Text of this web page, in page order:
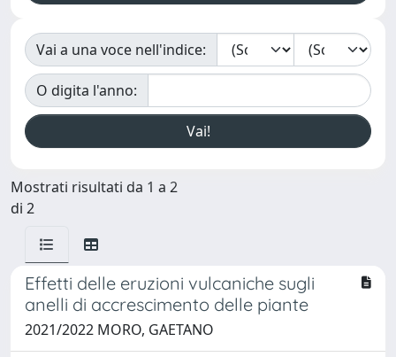
Vai a una voce nell'indice:
O digita l'anno:
Mostrati risultati da 1 a 2
di 2
Effetti delle eruzioni vulcaniche sugli
anelli di accrescimento delle piante
2021/2022 MORO, GAETANO